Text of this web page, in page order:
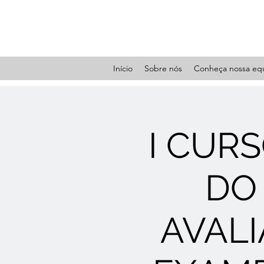
Início Sobre nós Conheça nossa
I